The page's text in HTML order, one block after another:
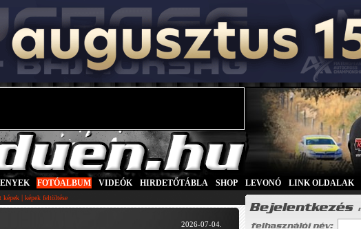
FOTÓALBUM VIDEÓK HIRDETŐTÁBLA SHOP LEVONÓ LINK OLDALAK
képek | képek feltöltése
2026-07-04.